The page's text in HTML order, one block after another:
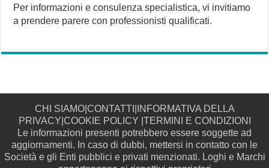
Per informazioni e consulenza specialistica, vi invitiamo
a prendere parere con professionisti qualificati.
CHI SIAMO| CONTATTI
INFORMATIVA DELLA
PRIVACY COOKIE POLICY TERMINI E CONDIZIONI
Le informazioni presenti potrebbero essere soggette ad
aggiornamenti. In caso di dubbi, mettersi in contatto con le
Società e gli Enti pubblici e privati menzionati. Loghi e Marchi